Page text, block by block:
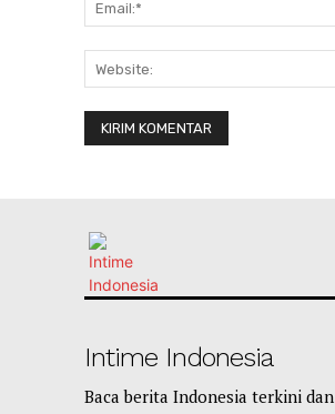
Intime Indonesia
Baca berita Indonesia terkini dan